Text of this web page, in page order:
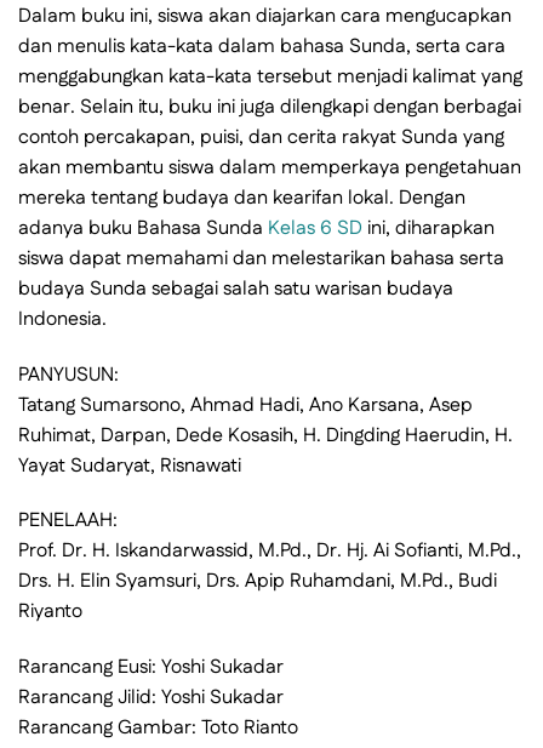
Dalam buku ini, siswa akan diajarkan cara mengucapkan
dan menulis kata-kata dalam bahasa Sunda, serta cara
menggabungkan kata-kata tersebut menjadi kalimat yang
benar. Selain itu, buku ini juga dilengkapi dengan berbagai
contoh percakapan, puisi, dan cerita rakyat Sunda yang
akan membantu siswa dalam memperkaya pengetahuan
mereka tentang budaya dan kearifan lokal. Dengan
adanya buku Bahasa Sunda Kelas 6 SD ini, diharapkan
siswa dapat memahami dan melestarikan bahasa serta
budaya Sunda sebagai salah satu warisan budaya
Indonesia.
PANYUSUN:
Tatang Sumarsono, Ahmad Hadi, Ano Karsana, Asep
Ruhimat, Darpan, Dede Kosasih, H. Dingding Haerudin, H.
Yayat Sudaryat, Risnawati
PENELAAH:
Prof. Dr. H. Iskandarwassid, M.Pd., Dr. Hj. Ai Sofianti, M.Pd.,
Drs. H. Elin Syamsuri, Drs. Apip Ruhamdani, M.Pd., Budi
Riyanto
Rarancang Eusi: Yoshi Sukadar
Rarancang Jilid: Yoshi Sukadar
Rarancang Gambar: Toto Rianto